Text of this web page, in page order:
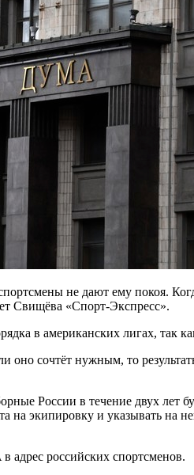
не дают ему покоя.
Свищёва «Спорт-Экспресс».
в американских лигах,
оно сочтёт нужным, то
России в течение двух лет
на экипировку и указывать
адрес российских спортсменов.